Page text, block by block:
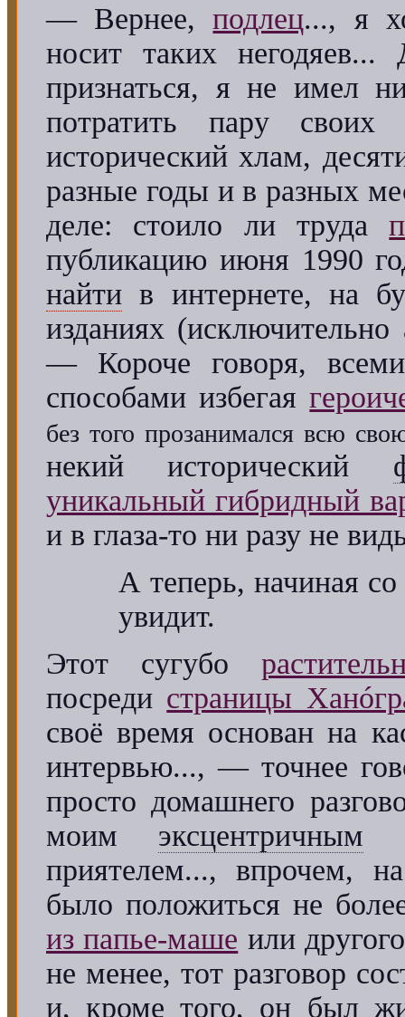
— Вернее,подлец..., я
носит таких
признаться, я не имел
потратить пару
исторический хлам,
разные годы и в разных
деле: стоило ли труда
публикацию июня 1990
найти в интернете, на
изданиях
— Короче говоря,
способами избегая
без того прозанимался всю
некий исторический
уникальный гибридный
и в глаза-то ни разу не
А теперь, начиная
увидит.
Этот сугубо
посреди страницы
своё время основан на
интервью..., — точнее
просто домашнего
моим эксцентричным
приятелем..., впрочем,
было положиться не
из папье-маше или
не менее, тот разговор
и, кроме того, он был